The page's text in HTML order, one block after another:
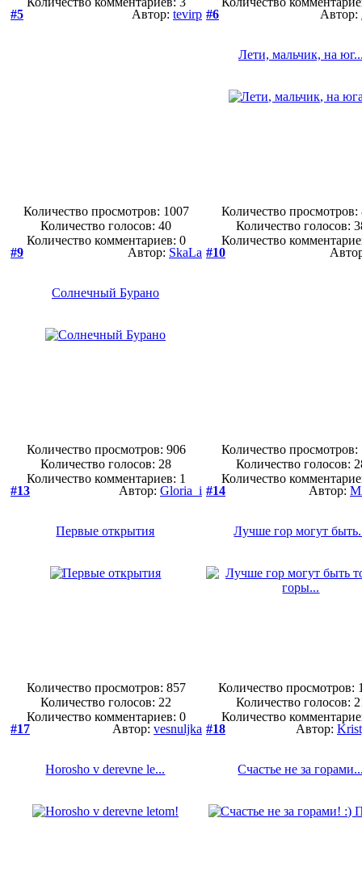
#5
Автор: tevirp
Количество просмотров: 1007
Количество голосов:40
Количество комментариев: 0
#6 Автор:
Лети, мальчик, на
Количество просмотров:
Количество голосов:
Количество
#9
Автор: SkaLa
Солнечный Бурано
Количество просмотров: 906
Количество голосов: 28
Количество комментариев: 1
#10
Количество просмотров:
Количество голосов:
Количество
#13
Автор: Gloria_i
Первые открытия
Количество просмотров: 857
Количество голосов: 22
Количество комментариев: 0
#14 Автор:
Лучше гор могут
Количество просмотров:
Количество голосов:
Количество
#17
Автор: vesnuljka
Horosho v derevne le...
#18 Автор:
Счастье не за